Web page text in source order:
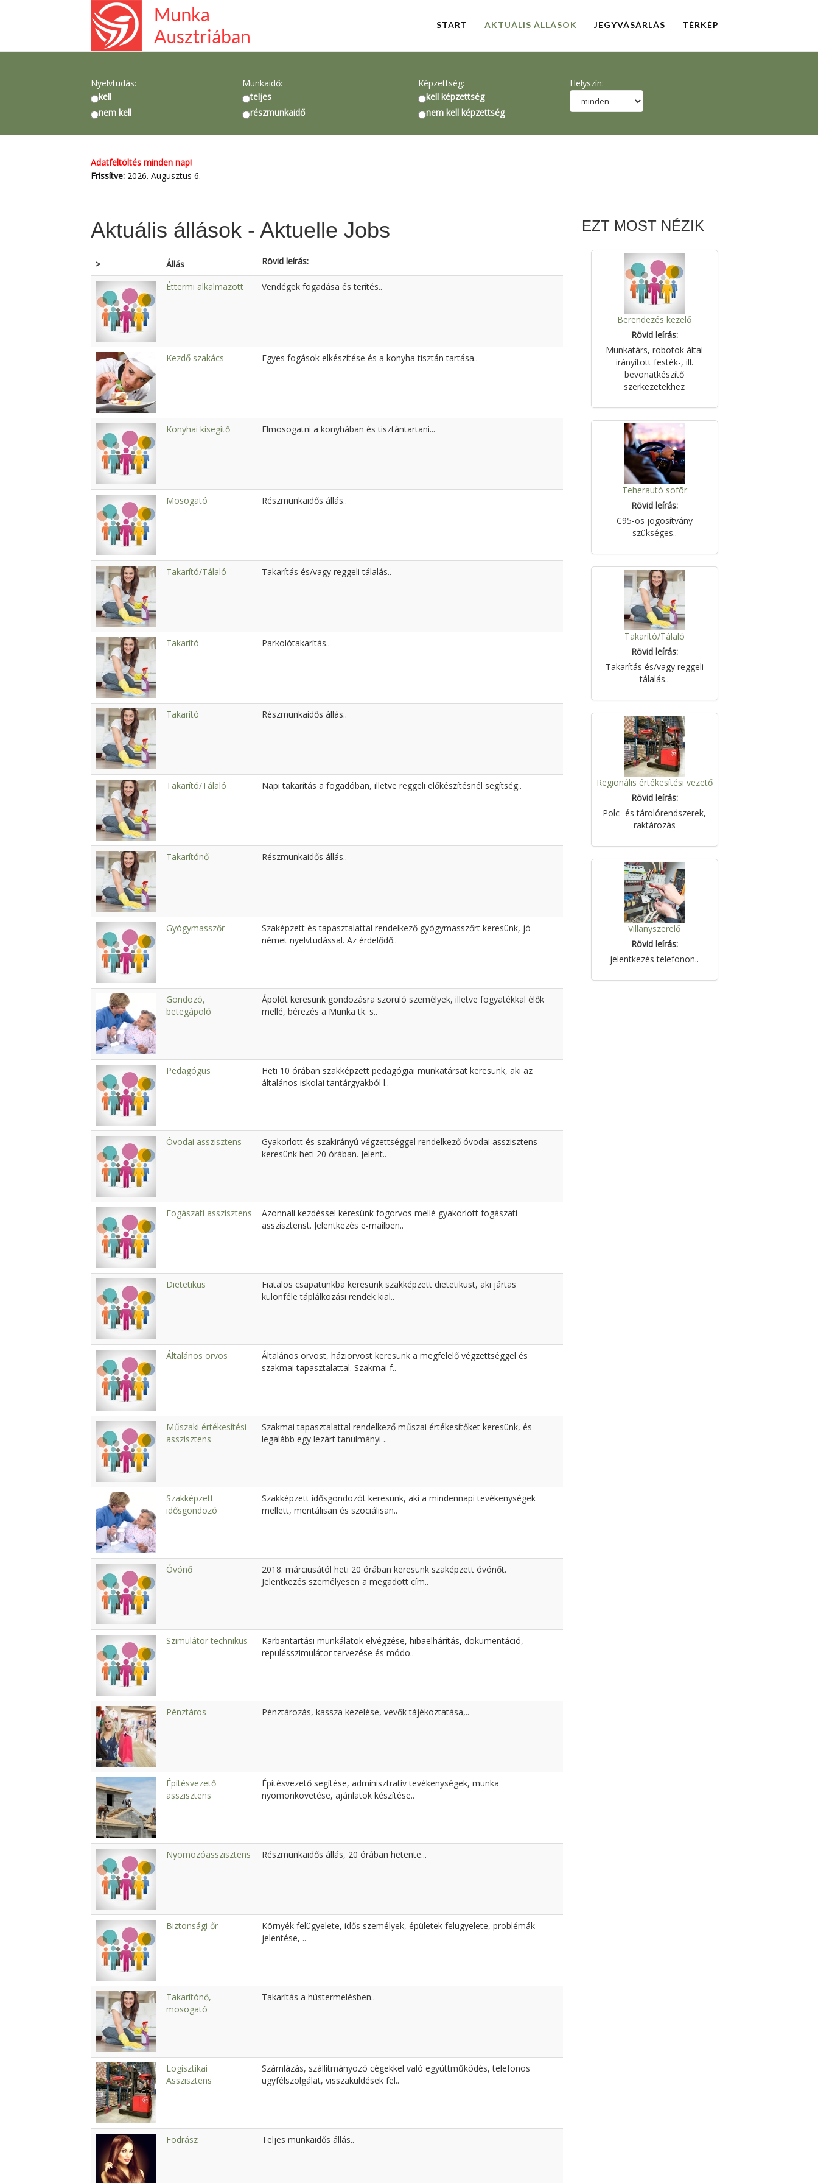
START AKTUÁLIS ÁLLÁSOK JEGYVÁSÁRLÁS TÉRKÉP
Nyelvtudás:
kell
nem kell
Munkaidő:
teljes
részmunkaidő
Képzettség:
kell képzettség
nem kell képzettség
Helyszín:
Adatfeltöltés minden nap!
Frissítve: 2026. Augusztus 6.
Aktuális állások - Aktuelle Jobs
> Állás Rövid leírás:
Éttermi alkalmazott Vendégek fogadása és terítés..
Kezdő szakács Egyes fogások elkészítése és a konyha tisztán tartása..
Konyhai kisegítő Elmosogatni a konyhában és tisztántartani...
Mosogató Részmunkaidős állás..
Takarító/Tálaló Takarítás és/vagy reggeli tálalás..
Takarító Parkolótakarítás..
Takarító Részmunkaidős állás..
Takarító/Tálaló Napi takarítás a fogadóban, illetve reggeli előkészítésnél segítség..
Takarítónő Részmunkaidős állás..
Gyógymasszőr
Szaképzett és tapasztalattal rendelkező gyógymasszőrt keresünk, jó
német nyelvtudással. Az érdelődő..
Gondozó,
betegápoló
Ápolót keresünk gondozásra szoruló személyek, illetve fogyatékkal élők
mellé, bérezés a Munka tk. s..
Pedagógus
Heti 10 órában szakképzett pedagógiai munkatársat keresünk, aki az
általános iskolai tantárgyakból l..
Óvodai asszisztens
Gyakorlott és szakirányú végzettséggel rendelkező óvodai asszisztens
keresünk heti 20 órában. Jelent..
Fogászati asszisztens
Azonnali kezdéssel keresünk fogorvos mellé gyakorlott fogászati
asszisztenst. Jelentkezés e-mailben..
Dietetikus
Fiatalos csapatunkba keresünk szakképzett dietetikust, aki jártas
különféle táplálkozási rendek kial..
Általános orvos
Általános orvost, háziorvost keresünk a megfelelő végzettséggel és
szakmai tapasztalattal. Szakmai f..
Műszaki értékesítési
asszisztens
Szakmai tapasztalattal rendelkező műszai értékesítőket keresünk, és
legalább egy lezárt tanulmányi ..
Szakképzett
idősgondozó
Szakképzett idősgondozót keresünk, aki a mindennapi tevékenységek
mellett, mentálisan és szociálisan..
Óvónő
2018. márciusától heti 20 órában keresünk szaképzett óvónőt.
Jelentkezés személyesen a megadott cím..
Szimulátor technikus
Karbantartási munkálatok elvégzése, hibaelhárítás, dokumentáció,
repülésszimulátor tervezése és módo..
Pénztáros Pénztározás, kassza kezelése, vevők tájékoztatása,..
Építésvezető
asszisztens
Építésvezető segítése, adminisztratív tevékenységek, munka
nyomonkövetése, ajánlatok készítése..
Nyomozóasszisztens Részmunkaidős állás, 20 órában hetente...
Biztonsági őr
Környék felügyelete, idős személyek, épületek felügyelete, problémák
jelentése, ..
Takarítónő,
mosogató
Takarítás a hústermelésben..
Logisztikai
Asszisztens
Számlázás, szállítmányozó cégekkel való együttműködés, telefonos
ügyfélszolgálat, visszaküldések fel..
Fodrász Teljes munkaidős állás..
EZT MOST NÉZIK
Berendezés kezelő
Rövid leírás:
Munkatárs, robotok által
irányított festék-, ill.
bevonatkészítő
szerkezetekhez
Teherautó sofõr
Rövid leírás:
C95-ös jogosítvány
szükséges..
Takarító/Tálaló
Rövid leírás:
Takarítás és/vagy reggeli
tálalás..
Regionális értékesítési vezető
Rövid leírás:
Polc- és tárolórendszerek,
raktározás
Villanyszerelő
Rövid leírás:
jelentkezés telefonon..